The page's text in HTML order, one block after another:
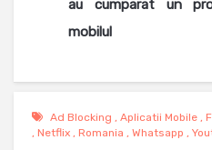
au cumparat un
mobilul
Ad Blocking , Aplicatii Mobile ,
, Netflix , Romania , Whatsapp ,